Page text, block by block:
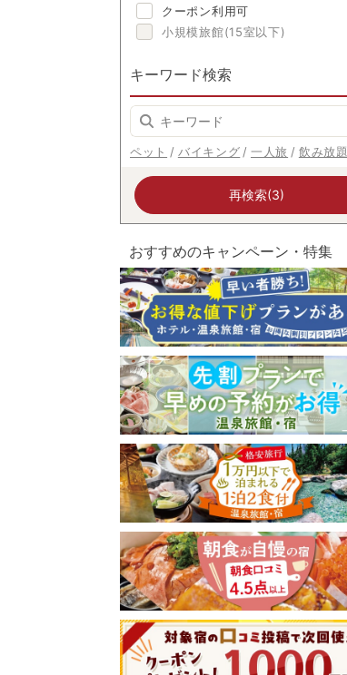
クーポン利用可
小規模旅館(15室以下)
キーワード検索
ペット バイキング 一人旅 飲み放題
再検索(3)
おすすめのキャンペーン・特集